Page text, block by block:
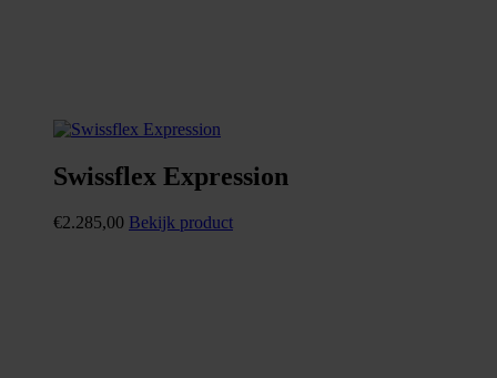
Swissflex Expression
€2.285,00 Bekijk product